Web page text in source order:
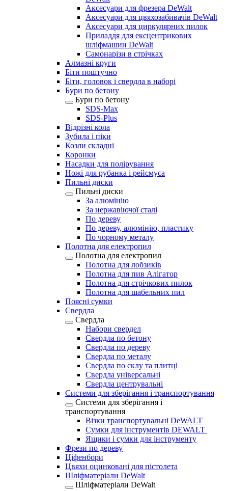
Аксесуари для фрезера DeWalt
Аксесуари для цвяхозабивачів DeWalt
Аксесуари для циркулярних пилок
Приладдя для ексцентрикових
шліфмашин DeWalt
Самонарізи в стрічках
Алмазні круги
Біти поштучно
Біти, головок і свердла в наборі
Бури по бетону
Бури по бетону
SDS-Max
SDS-Plus
Відрізні кола
Зубила і піки
Козли складні
Коронки
Насадки для полірування
Ножі для рубанка і рейсмуса
Пильні диски
Пильні диски
За алюмінію
За нержавіючої сталі
По дереву
По дереву, алюмінію, пластику
По чорному металу
Полотна для електропил
Полотна для електропил
Полотна для лобзиків
Полотна для пив Алігатор
Полотна для стрічкових пилок
Полотна для шабельних пил
Поясні сумки
Свердла
Свердла
Набори свердел
Свердла по бетону
Свердла по дереву
Свердла по металу
Свердла по склу та плитці
Свердла універсальні
Свердла центрувальні
Системи для зберігання і транспортування
Системи для зберігання і
транспортування
Візки транспортувальні DeWALT
Сумки для інструментів DEWALT
Ящики і сумки для інструменту
Фрези по дереву
Ціфенбори
Цвяхи оцинковані для пістолета
Шліфматеріали DeWalt
Шліфматеріали DeWalt